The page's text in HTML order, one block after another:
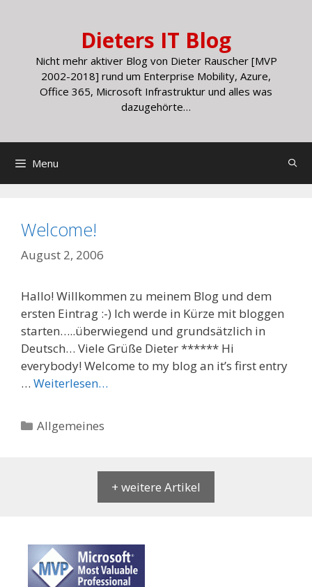
Dieters IT Blog
Nicht mehr aktiver Blog von Dieter Rauscher [MVP
2002-2018] rund um Enterprise Mobility, Azure,
Office 365, Microsoft Infrastruktur und alles was
dazugehörte…
Menu
Welcome!
August 2, 2006
Hallo! Willkommen zu meinem Blog und dem
ersten Eintrag :-) Ich werde in Kürze mit bloggen
starten…..überwiegend und grundsätzlich in
Deutsch… Viele Grüße Dieter ****** Hi
everybody! Welcome to my blog an it’s first entry
… Weiterlesen…
Categories
Allgemeines
+ weitere Artikel